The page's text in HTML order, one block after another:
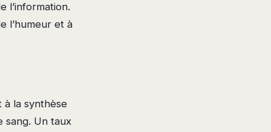
l’information.
l’humeur et à
à la synthèse
sang. Un taux